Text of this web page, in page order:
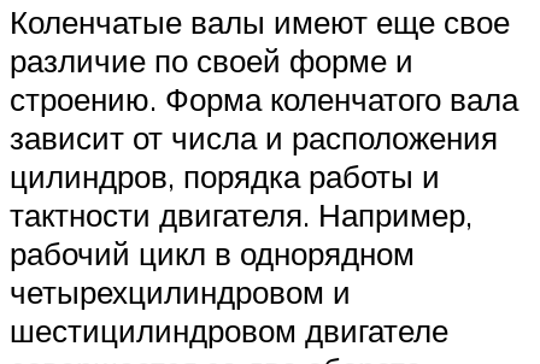
Коленчатые валы имеют еще свое
различие по своей форме и
строению. Форма коленчатого вала
зависит от числа и расположения
цилиндров, порядка работы и
тактности двигателя. Например,
рабочий цикл в однорядном
четырехцилиндровом и
шестицилиндровом двигателе